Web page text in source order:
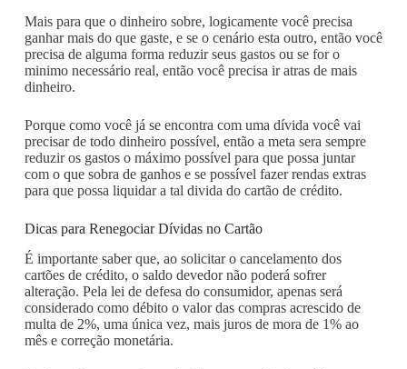
Mais para que o dinheiro sobre, logicamente você precisa
ganhar mais do que gaste, e se o cenário esta outro, então você
precisa de alguma forma reduzir seus gastos ou se for o
minimo necessário real, então você precisa ir atras de mais
dinheiro.
Porque como você já se encontra com uma dívida você vai
precisar de todo dinheiro possível, então a meta sera sempre
reduzir os gastos o máximo possível para que possa juntar
com o que sobra de ganhos e se possível fazer rendas extras
para que possa liquidar a tal divida do cartão de crédito.
Dicas para Renegociar Dívidas no Cartão
É importante saber que, ao solicitar o cancelamento dos
cartões de crédito, o saldo devedor não poderá sofrer
alteração. Pela lei de defesa do consumidor, apenas será
considerado como débito o valor das compras acrescido de
multa de 2%, uma única vez, mais juros de mora de 1% ao
mês e correção monetária.